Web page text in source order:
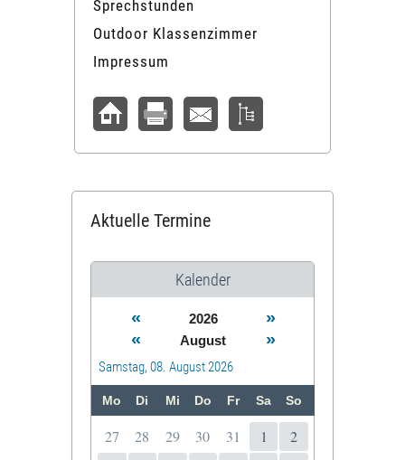
Sprechstunden
Outdoor Klassenzimmer
Impressum
Aktuelle Termine
Kalender
« 2026
»
«
August »
Samstag, 08. August 2026
Mo Di Mi Do Fr Sa So
27 28 29 30 31 1
2